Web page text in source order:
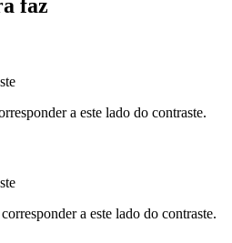
faz
a este lado do contraste.
a este lado do contraste.